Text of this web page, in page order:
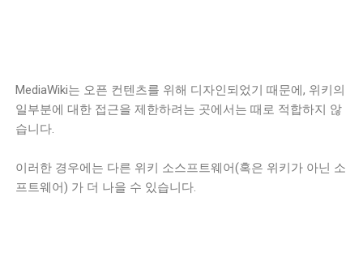
MediaWiki는 오픈 컨텐츠를 위해 디자인되었기 때문에, 위키의
일부분에 대한 접근을 제한하려는 곳에서는 때로 적합하지 않
습니다.
이러한 경우에는 다른 위키 소스프트웨어(혹은 위키가 아닌 소
프트웨어) 가 더 나을 수 있습니다.